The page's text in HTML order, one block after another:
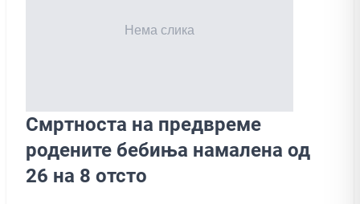
Смртноста на предвреме
родените бебиња намалена од
26 на 8 отсто